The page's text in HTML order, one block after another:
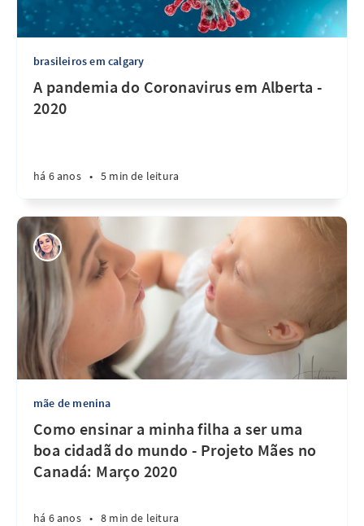
brasileiros em calgary
A pandemia do Coronavirus em Alberta -
2020
há 6 anos • 5 min de leitura
mãe de menina
Como ensinar a minha filha a ser uma
boa cidadã do mundo - Projeto Mães no
Canadá: Março 2020
há 6 anos • 8 min de leitura